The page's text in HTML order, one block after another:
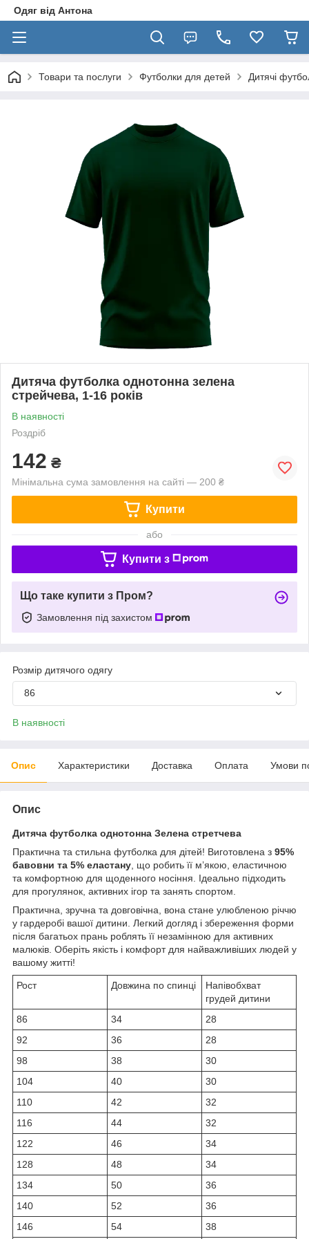
Одяг від Антона
Товари та послуги Футболки для детей Дитячі
Дитяча футболка однотонна зелена
стрейчева, 1-16 років
В наявності
Роздріб
142 ₴
Мінімальна сума замовлення на сайті — 200 ₴
Купити
або
Купити з
Що таке купити з Пром?
Замовлення під захистом
Розмір дитячого одягу
86
В наявності
Опис Характеристики Доставка Оплата Умови
Опис
Дитяча футболка однотонна Зелена стретчева
Практична та стильна футболка для дітей! Виготовлена з 95%
бавовни та 5% еластану , що робить її м’якою, еластичною
та комфортною для щоденного носіння. Ідеально підходить
для прогулянок, активних ігор та занять спортом.
Практична, зручна та довговічна, вона стане улюбленою річчю
у гардеробі вашої дитини. Легкий догляд і збереження форми
після багатьох прань роблять її незамінною для активних
малюків. Оберіть якість і комфорт для найважливіших людей у
вашому житті!
Рост Довжина по спинці
Напівобхват
грудей дитини
86
34
28
92
36
28
98
38
30
104
40
30
110
42
32
116
44
32
122
46
34
128
48
34
134
50
36
140
52
36
146
54 38